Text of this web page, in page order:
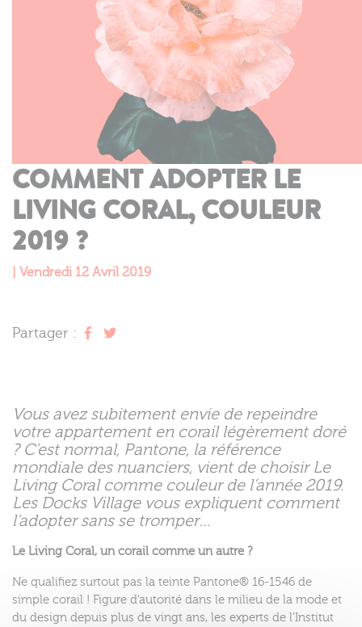
COMMENT ADOPTER LE
LIVING CORAL, COULEUR
2019 ?
| Vendredi 12 Avril 2019
Partager :
Vous avez subitement envie de repeindre
votre appartement en corail légèrement doré
? C’est normal, Pantone, la référence
mondiale des nuanciers, vient de choisir Le
Living Coral comme couleur de l’année 2019.
Les Docks Village vous expliquent comment
l’adopter sans se tromper…
Le Living Coral, un corail comme un autre ?
Ne qualifiez surtout pas la teinte Pantone® 16-1546 de
simple corail ! Figure d’autorité dans le milieu de la mode et
du design depuis plus de vingt ans, les experts de l’Institut